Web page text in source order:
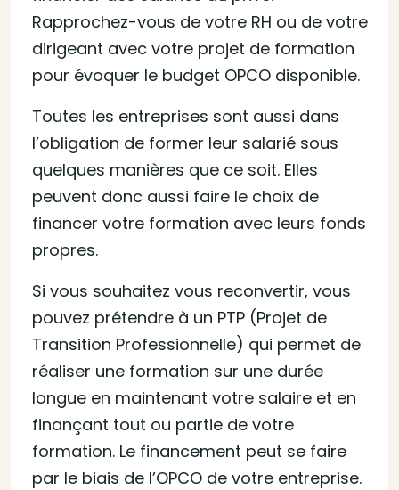
Rapprochez-vous de votre RH ou de votre
dirigeant avec votre projet de formation
pour évoquer le budget OPCO disponible.
Toutes les entreprises sont aussi dans
l’obligation de former leur salarié sous
quelques manières que ce soit. Elles
peuvent donc aussi faire le choix de
financer votre formation avec leurs fonds
propres.
Si vous souhaitez vous reconvertir, vous
pouvez prétendre à un PTP (Projet de
Transition Professionnelle) qui permet de
réaliser une formation sur une durée
longue en maintenant votre salaire et en
finançant tout ou partie de votre
formation. Le financement peut se faire
par le biais de l’OPCO de votre entreprise.